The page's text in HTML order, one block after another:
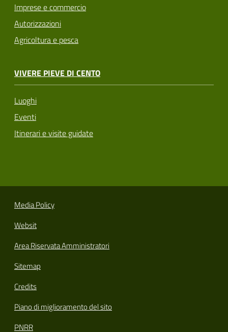
Imprese e commercio
Autorizzazioni
Agricoltura e pesca
VIVERE PIEVE DI CENTO
Luoghi
Eventi
Itinerari e visite guidate
Media Policy
Websit
Area Riservata Amministratori
Sitemap
Credits
Piano di miglioramento del sito
PNRR